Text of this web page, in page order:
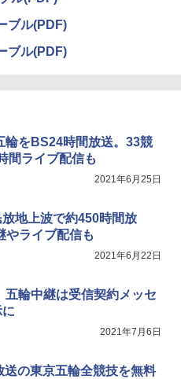
ブル(PDF)
ブル(PDF)
輪をBS24時間放送。33競
間ライブ配信も
2021年6月25日
地上波で約450時間放
やライブ配信も
2021年6月22日
五輪中継は受信契約メッセ
2021年7月6日
送の東京五輪全競技を無料